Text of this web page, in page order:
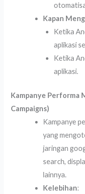
Kapan
Ketika
aplikasi
Ketika
aplikasi.
Kampanye Performa
Campaigns)
Kampanye
yang
jaringan
search,
lainnya.
Kelebihan: